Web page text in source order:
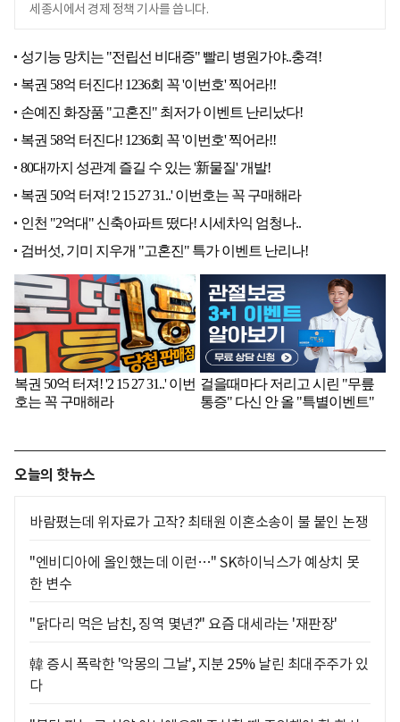
세종시에서 경제 정책 기사를 씁니다.
오늘의 핫뉴스
바람폈는데 위자료가 고작? 최태원 이혼소송이 불 붙인 논쟁
"엔비디아에 올인했는데 이런…" SK하이닉스가 예상치 못
한 변수
"닭다리 먹은 남친, 징역 몇년?" 요즘 대세라는 '재판장'
韓 증시 폭락한 '악몽의 그날', 지분 25% 날린 최대주주가 있
다